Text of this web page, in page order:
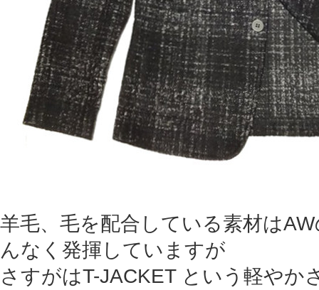
羊毛、毛を配合している素材は
んなく発揮していますが
さすがはT-JACKET という軽やか